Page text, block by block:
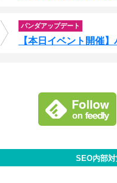
パンダアップデート
【本日イベント開催